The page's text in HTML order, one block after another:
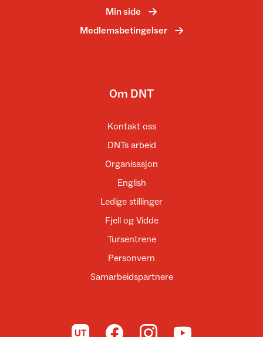
Min side
Medlemsbetingelser
Om DNT
Kontakt oss
DNTs arbeid
Organisasjon
English
Ledige stillinger
Fjell og Vidde
Tursentrene
Personvern
Samarbeidspartnere
Til UT.no Til DNT på Facebook
Til DNT på Instagram
Til DNT på YouTube